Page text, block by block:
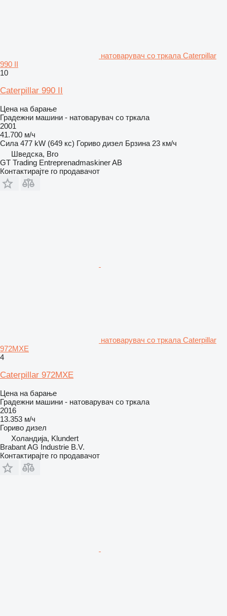
натоварувач со тркала Caterpillar
990 II
10
Caterpillar 990 II
Цена на барање
Градежни машини - натоварувач со тркала
2001
41.700 м/ч
Сила 477 kW (649 кс) Гориво дизел Брзина 23 км/ч
Шведска, Bro
GT Trading Entreprenadmaskiner AB
Контактирајте го продавачот
натоварувач со тркала Caterpillar
972MXE
4
Caterpillar 972MXE
Цена на барање
Градежни машини - натоварувач со тркала
2016
13.353 м/ч
Гориво дизел
Холандија, Klundert
Brabant AG Industrie B.V.
Контактирајте го продавачот